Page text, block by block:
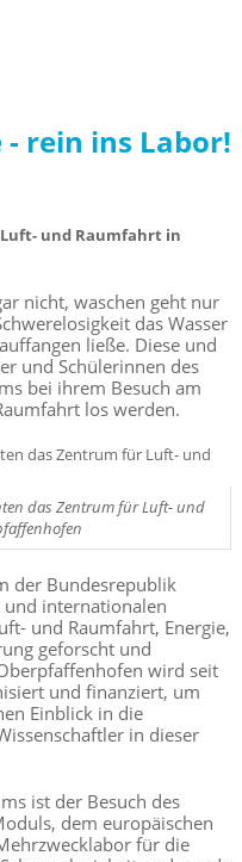
- rein ins Labor!
und Raumfahrt in
nicht, waschen geht nur
das Wasser
ließe. Diese und
und Schülerinnen des
bei ihrem Besuch am
los werden.
das Zentrum für Luft- und
der Bundesrepublik
internationalen
und Raumfahrt, Energie,
geforscht und
wird seit
und finanziert, um
Einblick in die
in dieser
istder Besuch des
dem europäischen
für die